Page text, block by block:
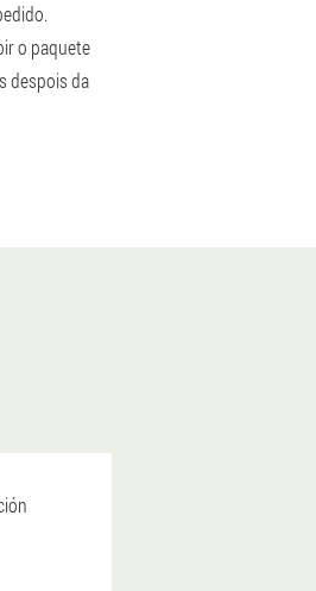
o paquete
despois da